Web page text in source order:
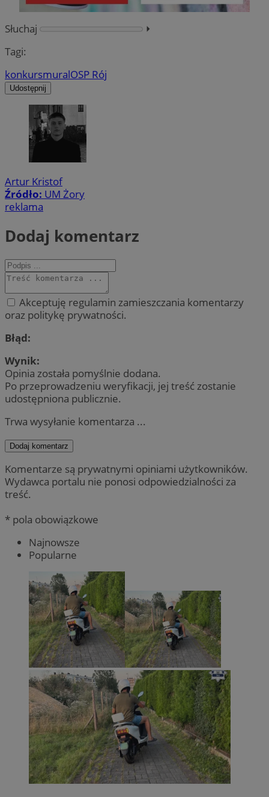
Słuchaj
⏵︎
Tagi:
konkursmuralOSP Rój
Udostępnij
Artur Kristof
Źródło: UM Żory
reklama
Dodaj komentarz
Akceptuję regulamin zamieszczania komentarzy
oraz politykę prywatności.
Błąd:
Wynik:
Opinia została pomyślnie dodana.
Po przeprowadzeniu weryfikacji, jej treść zostanie
udostępniona publicznie.
Trwa wysyłanie komentarza ...
Dodaj komentarz
Komentarze są prywatnymi opiniami użytkowników.
Wydawca portalu nie ponosi odpowiedzialności za
treść.
* pola obowiązkowe
Najnowsze
Popularne